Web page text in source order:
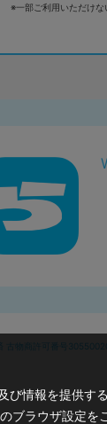
※一部ご利用いただけな
古物商許可番号
情報を提供す
ブラウザ設定を